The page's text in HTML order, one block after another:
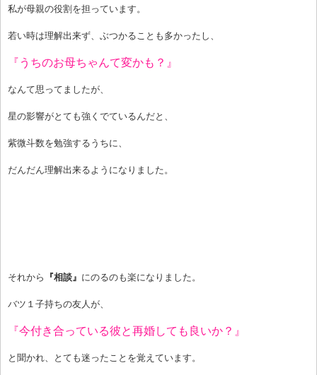
私が母親の役割を担っています。
若い時は理解出来ず、ぶつかることも多かったし、
『うちのお母ちゃんて変かも？』
なんて思ってましたが、
星の影響がとても強くでているんだと、
紫微斗数を勉強するうちに、
だんだん理解出来るようになりました。
それから 『相談』 にのるのも楽になりました。
バツ１子持ちの友人が、
『今付き合っている彼と再婚しても良いか？』
と聞かれ、とても迷ったことを覚えています。